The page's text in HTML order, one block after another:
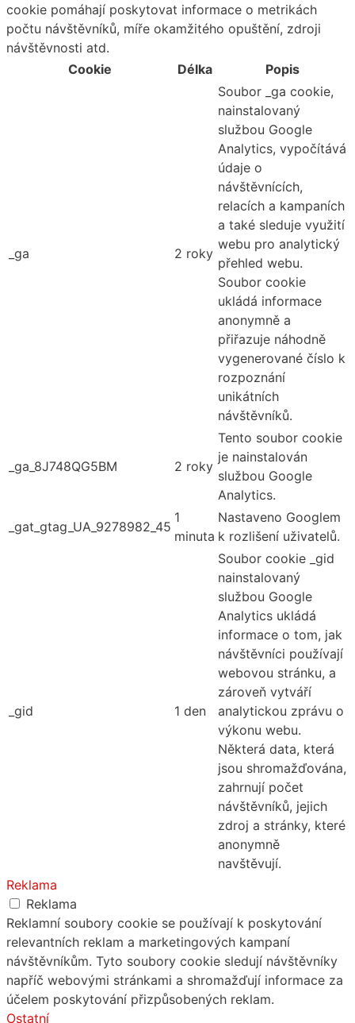
cookie pomáhají poskytovat informace o metrikách
počtu návštěvníků, míře okamžitého opuštění, zdroji
návštěvnosti atd.
Cookie
Délka Popis
_ga 2 roky
Soubor _ga cookie,
nainstalovaný
službou Google
Analytics, vypočítává
údaje o
návštěvnících,
relacích a kampaních
a také sleduje využití
webu pro analytický
přehled webu.
Soubor cookie
ukládá informace
anonymně a
přiřazuje náhodně
vygenerované číslo k
rozpoznání
unikátních
návštěvníků.
_ga_8J748QG5BM 2 roky
Tento soubor cookie
je nainstalován
službou Google
Analytics.
_gat_gtag_UA_9278982_45
1
minuta
Nastaveno Googlem
k rozlišení uživatelů.
_gid 1 den
Soubor cookie _gid
nainstalovaný
službou Google
Analytics ukládá
informace o tom, jak
návštěvníci používají
webovou stránku, a
zároveň vytváří
analytickou zprávu o
výkonu webu.
Některá data, která
jsou shromažďována,
zahrnují počet
návštěvníků, jejich
zdroj a stránky, které
anonymně
navštěvují.
Reklama
Reklama
Reklamní soubory cookie se používají k poskytování
relevantních reklam a marketingových kampaní
návštěvníkům. Tyto soubory cookie sledují návštěvníky
napříč webovými stránkami a shromažďují informace za
účelem poskytování přizpůsobených reklam.
Ostatní